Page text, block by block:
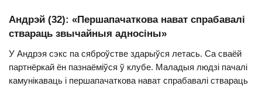
Андрэй (32): «Першапачаткова нават спрабавалі
ствараць звычайныя адносіны»
У Андрэя сэкс па сяброўстве здарыўся летась. Са сваёй
партнёркай ён пазнаёміўся ў клубе. Маладыя людзі пачалі
камунікаваць і першапачаткова нават спрабавалі ствараць